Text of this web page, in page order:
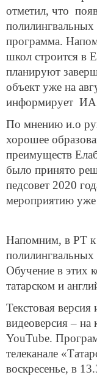
отметил, что
программа.
школ строится в
планируют
объект уже на
информирует ИА
По мнению и.о
хорошее
преимуществ
было принято
педсовет 2020
мероприятию уже
Напомним, в РТ к
полилингвальных
Обучение в этих
татарском и
Текстовая версия
видеоверсия –
YouTube.
телеканале
воскресенье, в